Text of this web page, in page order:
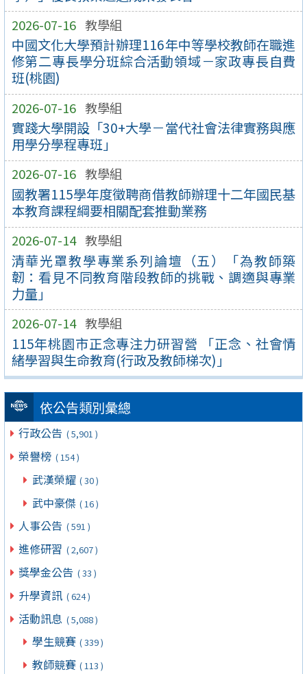
2026-07-16 教學組
中國文化大學預計辦理116年中等學校教師在職進
修第二專長學分班綜合活動領域－家政專長自費
班(桃園)
2026-07-16 教學組
實踐大學開設「30+大學－當代社會法律實務與應
用學分學程專班」
2026-07-16 教學組
國教署115學年度徵聘商借教師辦理十二年國民基
本教育課程綱要相關配套推動業務
2026-07-14 教學組
清華光罩教學專業系列論壇（五）「為教師築
韌：看見不同教育階段教師的挑戰、調適與專業
力量」
2026-07-14 教學組
115年桃園市正念專注力研習營 「正念、社會情
緒學習與生命教育(行政及教師梯次)」
依公告類別彙總
行政公告 ( 5,901 )
榮譽榜 ( 154 )
武漢榮耀 ( 30 )
武中豪傑 ( 16 )
人事公告 ( 591 )
進修研習 ( 2,607 )
獎學金公告 ( 33 )
升學資訊 ( 624 )
活動訊息 ( 5,088 )
學生競賽 ( 339 )
教師競賽 ( 113 )